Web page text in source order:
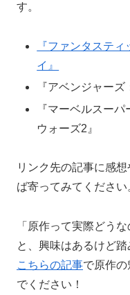
す。
『ファンタステ
イ』
『アベンジャー
『マーベルスー
ウォーズ2』
リンク先の記事に感
ば寄ってみてください
「原作って実際どうな
と、興味はあるけど踏
こちらの記事で原作
でください！